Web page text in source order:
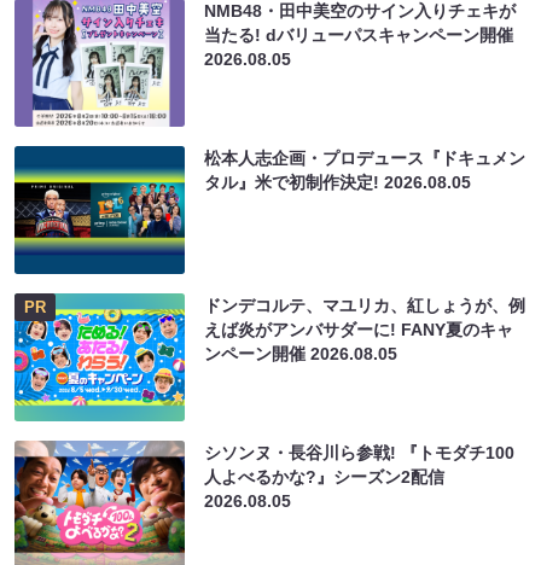
NMB48・田中美空のサイン入りチェキが
当たる! dバリューパスキャンペーン開催
2026.08.05
松本人志企画・プロデュース『ドキュメン
タル』米で初制作決定!2026.08.05
PR
ドンデコルテ、マユリカ、紅しょうが、例
えば炎がアンバサダーに! FANY夏のキャ
ンペーン開催2026.08.05
シソンヌ・長谷川ら参戦! 『トモダチ100
人よべるかな?』シーズン2配信
2026.08.05